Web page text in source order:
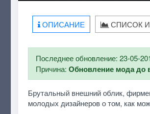
ОПИСАНИЕ СПИСОК
Последнее обновление: 23-05-
Причина: Обновление мода до
Брутальный внешний облик,
молодых дизайнеров о том, как